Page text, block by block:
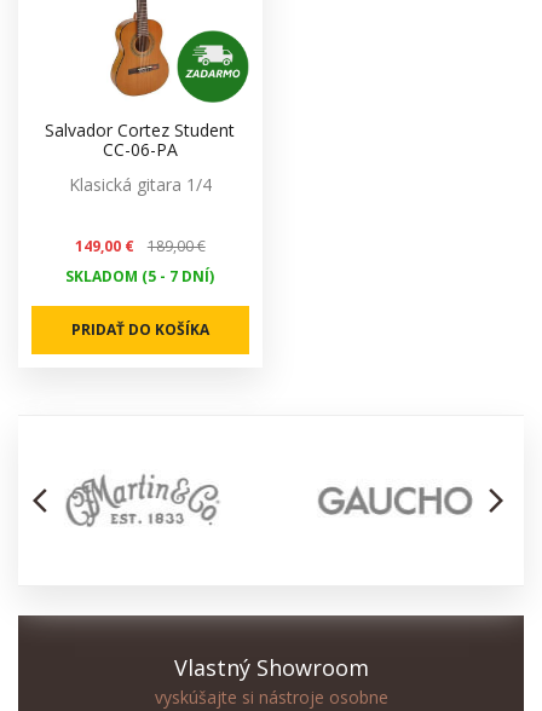
Salvador Cortez Student
CC-06-PA
Klasická gitara 1/4
149,00 €
189,00 €
SKLADOM (5 - 7 DNÍ)
PRIDAŤ DO KOŠÍKA
arrow_back_ios arrow_forward_ios
Vlastný Showroom
vyskúšajte si nástroje osobne